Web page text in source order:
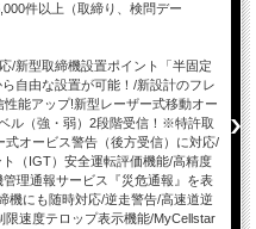
件以上（取締り、検問デー
/新型取締機設置ポイント「半固定
自由な設置が可能！/新設計のフレ
能アップ!新型レーザー式移動オー
ル（強・弱）2段階受信！※特許取
オービス警告（後方受信）に対応/
（IGT）安全運転評価機能/高精度
理通報サービス『災危通報』を表
にも随時対応/逆走警告/高速道逆
速度テロップ表示機能/MyCellstar